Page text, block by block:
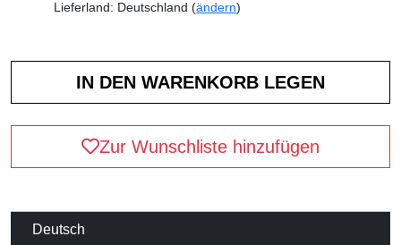
Lieferland: Deutschland (ändern)
Zur Wunschliste hinzufügen
Deutsch